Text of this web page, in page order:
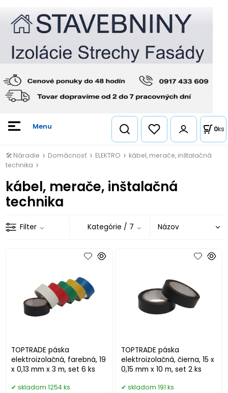
0ks
🛠️ Náradie Domácnosť ELEKTRO
kábel, merače, inštalačná
technika
kábel, merače, inštalačná
technika
Filter Kategórie / 7
TOPTRADE páska
elektroizolačná, farebná, 19
x 0,13 mm x 3 m, set 6 ks
skladom 1254 ks
TOPTRADE páska
elektroizolačná, čierna, 15 x
0,15 mm x 10 m, set 2 ks
skladom 191 ks